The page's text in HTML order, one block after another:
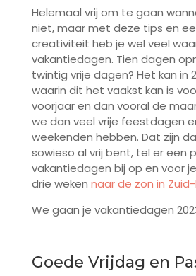
Helemaal vrij om te gaan
niet, maar met deze tips en
creativiteit heb je wel veel
vakantiedagen. Tien dagen
twintig vrije dagen? Het kan in
waarin dit het vaakst kan is
voorjaar en dan vooral de
we dan veel vrije feestdagen
weekenden hebben. Dat zijn
sowieso al vrij bent, tel er een
vakantiedagen bij op en voor
drie weken naar de zon in Zuid-
We gaan je vakantiedagen
Goede Vrijdag en